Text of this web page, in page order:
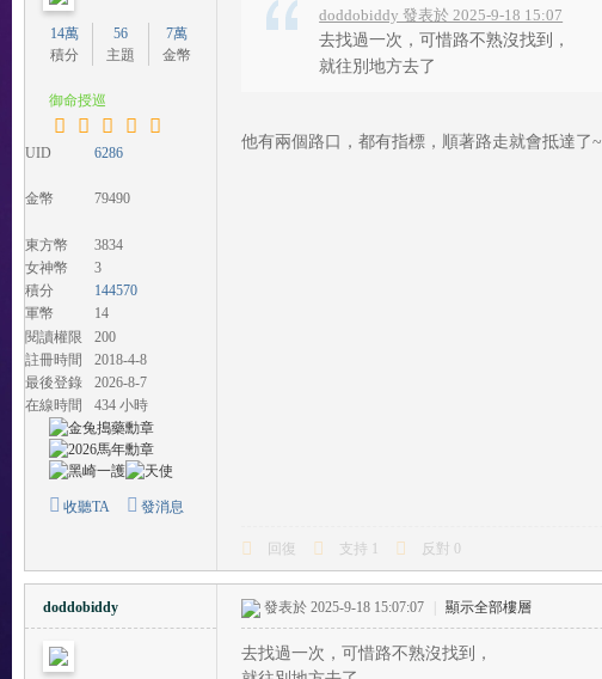
14萬
積分
56
主題
7萬
金幣
御命授巡
UID 6286
金幣 79490
東方幣
3834
女神幣
3
積分
144570
軍幣
14
閱讀權限
200
註冊時間
2018-4-8
最後登錄
2026-8-7
在線時間
434 小時
收聽TA 發消息
doddobiddy 發表於 2025-9-18 15:07
去找過一次，可惜路不熟沒找到，
就往別地方去了
他有兩個路口，都有指標，順著路走就會抵達了~
回復 支持 反對 0
doddobiddy 發表於 2025-9-18 15:07:07 顯示全部樓層
去找過一次，可惜路不熟沒找到，